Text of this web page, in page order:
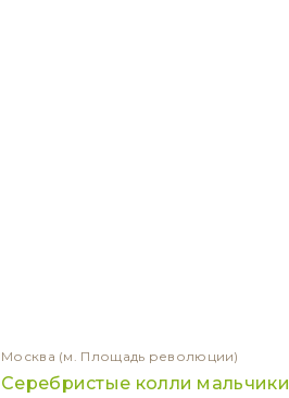
Москва (м. Площадь революции)
Серебристые колли мальчики